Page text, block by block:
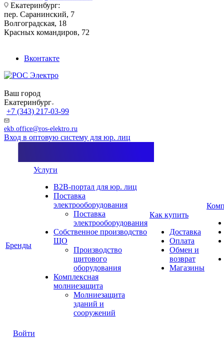
Екатеринбург:
пер. Саранинский, 7
Волгоградская, 18
Красных командиров, 72
Вконтакте
Ваш город
Екатеринбург
+7 (343) 217-03-99
ekb.office@ros-elektro.ru
Вход в оптовую систему для юр. лиц
Бренды
Услуги
B2B-портал для юр. лиц
Поставка
электрооборудования
Поставка
электрооборудования
Собственное производство
ЩО
Производство
щитового
оборудования
Комплексная
молниезащита
Молниезащита
зданий и
сооружений
Как купить
Доставка
Оплата
Обмен и
возврат
Магазины
Войти